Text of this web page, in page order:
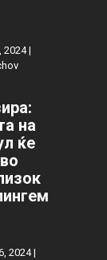
2024 |
на
ќе
2024 |